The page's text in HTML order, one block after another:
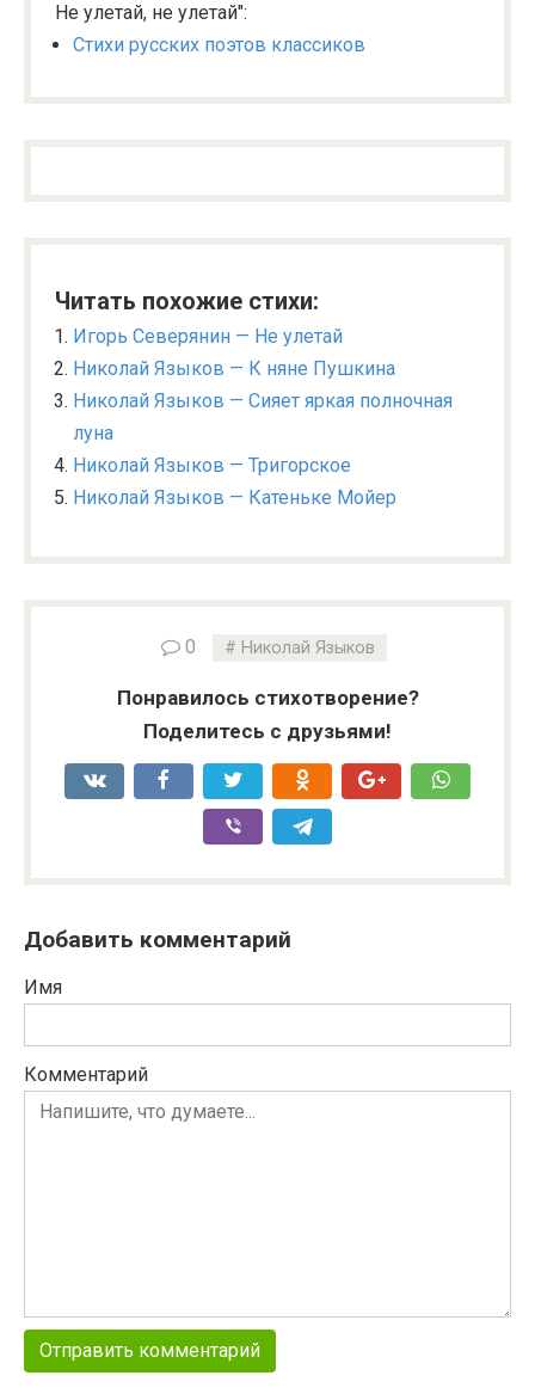
Не улетай, не улетай":
Стихи русских поэтов классиков
Читать похожие стихи:
Игорь Северянин — Не улетай
Николай Языков — К няне Пушкина
Николай Языков — Сияет яркая полночная
луна
Николай Языков — Тригорское
Николай Языков — Катеньке Мойер
0 Николай Языков
Понравилось стихотворение?
Поделитесь с друзьями!
Добавить комментарий
Имя
Комментарий